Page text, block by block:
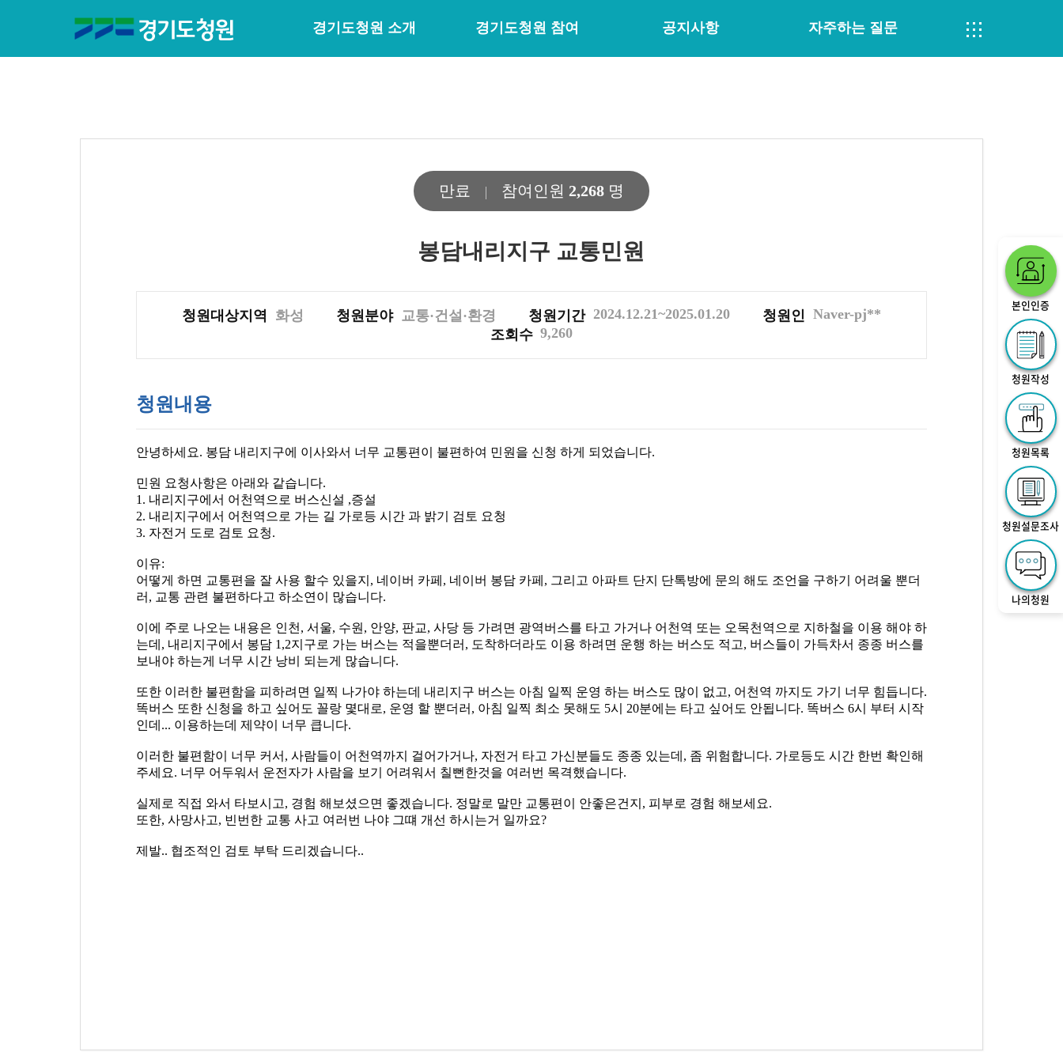
경기도청원 소개 경기도청원 참여 공지사항 자주하는 질문
본인인증
청원작성
청원목록
청원설문조사
나의청원
만료 참여인원 2,268명
봉담내리지구 교통민원
청원대상지역 화성 청원분야 교통·건설·환경 청원기간 2024.12.21~2025.01.20 청원인 Naver-pj**
조회수 9,260
청원내용
안녕하세요. 봉담 내리지구에 이사와서 너무 교통편이 불편하여 민원을 신청 하게 되었습니다.
민원 요청사항은 아래와 같습니다.
1. 내리지구에서 어천역으로 버스신설 ,증설
2. 내리지구에서 어천역으로 가는 길 가로등 시간 과 밝기 검토 요청
3. 자전거 도로 검토 요청.
이유:
어떻게 하면 교통편을 잘 사용 할수 있을지, 네이버 카페, 네이버 봉담 카페, 그리고 아파트 단지 단톡방에 문의 해도 조언을 구하기 어려울 뿐더
러, 교통 관련 불편하다고 하소연이 많습니다.
이에 주로 나오는 내용은 인천, 서울, 수원, 안양, 판교, 사당 등 가려면 광역버스를 타고 가거나 어천역 또는 오목천역으로 지하철을 이용 해야 하
는데, 내리지구에서 봉담 1,2지구로 가는 버스는 적을뿐더러, 도착하더라도 이용 하려면 운행 하는 버스도 적고, 버스들이 가득차서 종종 버스를
보내야 하는게 너무 시간 낭비 되는게 많습니다.
또한 이러한 불편함을 피하려면 일찍 나가야 하는데 내리지구 버스는 아침 일찍 운영 하는 버스도 많이 없고, 어천역 까지도 가기 너무 힘듭니다.
똑버스 또한 신청을 하고 싶어도 꼴랑 몇대로, 운영 할 뿐더러, 아침 일찍 최소 못해도 5시 20분에는 타고 싶어도 안됩니다. 똑버스 6시 부터 시작
인데... 이용하는데 제약이 너무 큽니다.
이러한 불편함이 너무 커서, 사람들이 어천역까지 걸어가거나, 자전거 타고 가신분들도 종종 있는데, 좀 위험합니다. 가로등도 시간 한번 확인해
주세요. 너무 어두워서 운전자가 사람을 보기 어려워서 칠뻔한것을 여러번 목격했습니다.
실제로 직접 와서 타보시고, 경험 해보셨으면 좋겠습니다. 정말로 말만 교통편이 안좋은건지, 피부로 경험 해보세요.
또한, 사망사고, 빈번한 교통 사고 여러번 나야 그떄 개선 하시는거 일까요?
제발.. 협조적인 검토 부탁 드리겠습니다..